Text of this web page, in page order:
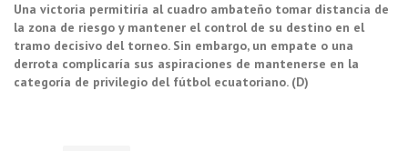
Una victoria permitiría al cuadro ambateño tomar distancia de
la zona de riesgo y mantener el control de su destino en el
tramo decisivo del torneo. Sin embargo, un empate o una
derrota complicaría sus aspiraciones de mantenerse en la
categoría de privilegio del fútbol ecuatoriano. (D)